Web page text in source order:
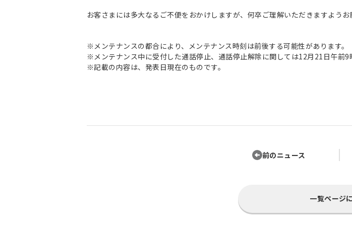
お客さまには多大なるご不便をおかけしますが、何卒ご理解いただきますようお
※メンテナンスの都合により、メンテナンス時刻は前後する可能性があります。
※メンテナンス中に受付した通話停止、通話停止解除に関しては12月21日午前9
※記載の内容は、発表日現在のものです。
前のニュース
一覧ページ